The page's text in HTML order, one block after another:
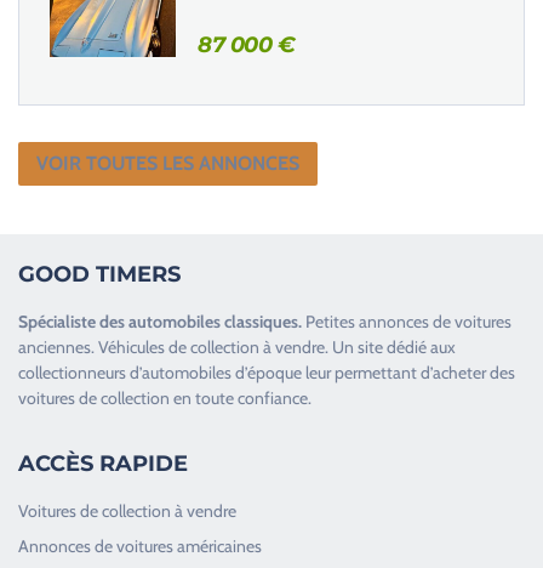
87 000€
VOIR TOUTES LES ANNONCES
GOOD TIMERS
Spécialiste desautomobiles classiques. Petites annonces devoitures
anciennes.Véhicules de collection à vendre. Un site dédié aux
collectionneurs d’automobiles d’époque leur permettant d’acheter des
voitures de collection en toute confiance.
ACCÈS RAPIDE
Voitures de collection à vendre
Annonces de voitures américaines